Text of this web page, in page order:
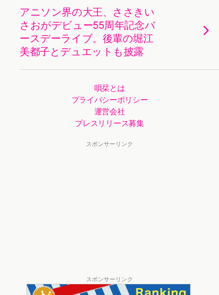
アニソン界の大王、ささきい
さおがデビュー55周年記念バ
ースデーライブ。後輩の堀江
美都子とデュエットも披露
唄栞とは
プライバシーポリシー
運営会社
プレスリリース募集
スポンサーリンク
スポンサーリンク